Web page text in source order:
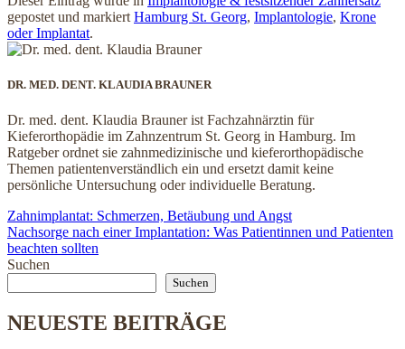
gepostet und markiert Hamburg St. Georg, Implantologie, Krone
oder Implantat.
DR. MED. DENT. KLAUDIA BRAUNER
Dr. med. dent. Klaudia Brauner ist Fachzahnärztin für
Kieferorthopädie im Zahnzentrum St. Georg in Hamburg. Im
Ratgeber ordnet sie zahnmedizinische und kieferorthopädische
Themen patientenverständlich ein und ersetzt damit keine
persönliche Untersuchung oder individuelle Beratung.
Zahnimplantat: Schmerzen, Betäubung und Angst
Nachsorge nach einer Implantation: Was Patientinnen und Patienten
beachten sollten
Suchen
Suchen
NEUESTE BEITRÄGE